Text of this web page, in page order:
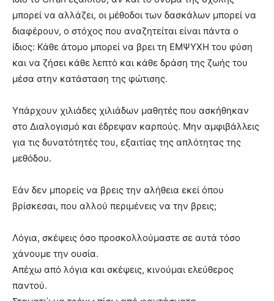
μπορεί να αλλάζει, οι μέθοδοι των δασκάλων μπορεί να
διαφέρουν, ο στόχος που αναζητείται είναι πάντα ο
ίδιος: Κάθε άτομο μπορεί να βρει τη ΕΜΨΥΧΗ του φύση
και να ζήσει κάθε λεπτό και κάθε δράση της ζωής του
μέσα στην κατάσταση της φώτισης.
Υπάρχουν χιλιάδες χιλιάδων μαθητές που ασκήθηκαν
στο Διαλογισμό και έδρεψαν καρπούς. Μην αμφιβάλλεις
για τις δυνατότητές του, εξαιτίας της απλότητας της
μεθόδου.
Εάν δεν μπορείς να βρεις την αλήθεια εκεί όπου
βρίσκεσαι, που αλλού περιμένεις να την βρεις;
Λόγια, σκέψεις όσο προσκολλούμαστε σε αυτά τόσο
χάνουμε την ουσία.
Απέχω από λόγια και σκέψεις, κινούμαι ελεύθερος
παντού.